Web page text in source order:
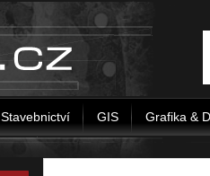
Stavebnictví GIS Grafika &